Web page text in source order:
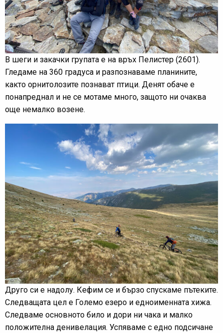
В шеги и закачки групата е на връх Пелистер (2601).
Гледаме на 360 градуса и разпознаваме планините,
както орнитолозите познават птици. Денят обаче е
понапреднал и не се мотаме много, защото ни очаква
още немалко возене.
Друго си е надолу. Кефим се и бързо спускаме пътеките.
Следващата цел е Големо езеро и едноименната хижа.
Следваме основното било и дори ни чака и малко
положителна денивелация. Успяваме с едно подсичане